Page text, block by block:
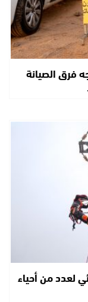
فرق الصيانة
لعدد من أحياء